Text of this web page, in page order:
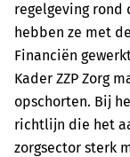
regelgeving rond
hebben ze met
Financiën
Kader ZZP Zorg
opschorten. Bij
richtlijn die het
zorgsector sterk